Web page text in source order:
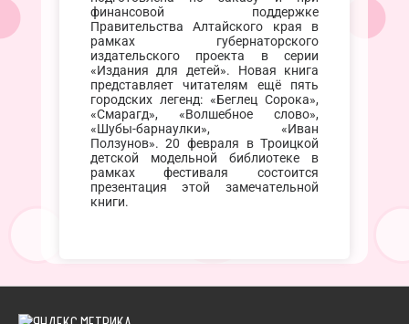
финансовой поддержке
Правительства Алтайского края в
рамках губернаторского
издательского проекта в серии
«Издания для детей». Новая книга
представляет читателям ещё пять
городских легенд: «Беглец Сорока»,
«Смарагд», «Волшебное слово»,
«Шубы-барнаулки», «Иван
Ползунов». 20 февраля в Троицкой
детской модельной библиотеке в
рамках фестиваля состоится
презентация этой замечательной
книги.